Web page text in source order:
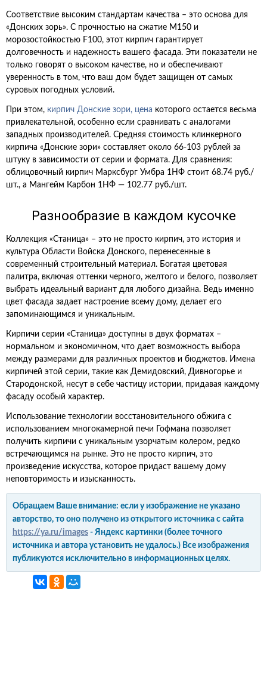
Соответствие высоким стандартам качества – это основа для
«Донских зорь». С прочностью на сжатие М150 и
морозостойкостью F100, этот кирпич гарантирует
долговечность и надежность вашего фасада. Эти показатели не
только говорят о высоком качестве, но и обеспечивают
уверенность в том, что ваш дом будет защищен от самых
суровых погодных условий.
При этом, кирпич Донские зори, цена которого остается весьма
привлекательной, особенно если сравнивать с аналогами
западных производителей. Средняя стоимость клинкерного
кирпича «Донские зори» составляет около 66-103 рублей за
штуку в зависимости от серии и формата. Для сравнения:
облицовочный кирпич Марксбург Умбра 1НФ стоит 68.74 руб./
шт., а Мангейм Карбон 1НФ — 102.77 руб./шт.
Разнообразие в каждом кусочке
Коллекция «Станица» – это не просто кирпич, это история и
культура Области Войска Донского, перенесенные в
современный строительный материал. Богатая цветовая
палитра, включая оттенки черного, желтого и белого, позволяет
выбрать идеальный вариант для любого дизайна. Ведь именно
цвет фасада задает настроение всему дому, делает его
запоминающимся и уникальным.
Кирпичи серии «Станица» доступны в двух форматах –
нормальном и экономичном, что дает возможность выбора
между размерами для различных проектов и бюджетов. Имена
кирпичей этой серии, такие как Демидовский, Дивногорье и
Стародонской, несут в себе частицу истории, придавая каждому
фасаду особый характер.
Использование технологии восстановительного обжига с
использованием многокамерной печи Гофмана позволяет
получить кирпичи с уникальным узорчатым колером, редко
встречающимся на рынке. Это не просто кирпич, это
произведение искусства, которое придаст вашему дому
неповторимость и изысканность.
Обращаем Ваше внимание: если у изображение не указано
авторство, то оно получено из открытого источника с сайта
https://ya.ru/images - Яндекс картинки (более точного
источника и автора установить не удалось.) Все изображения
публикуются исключительно в информационных целях.